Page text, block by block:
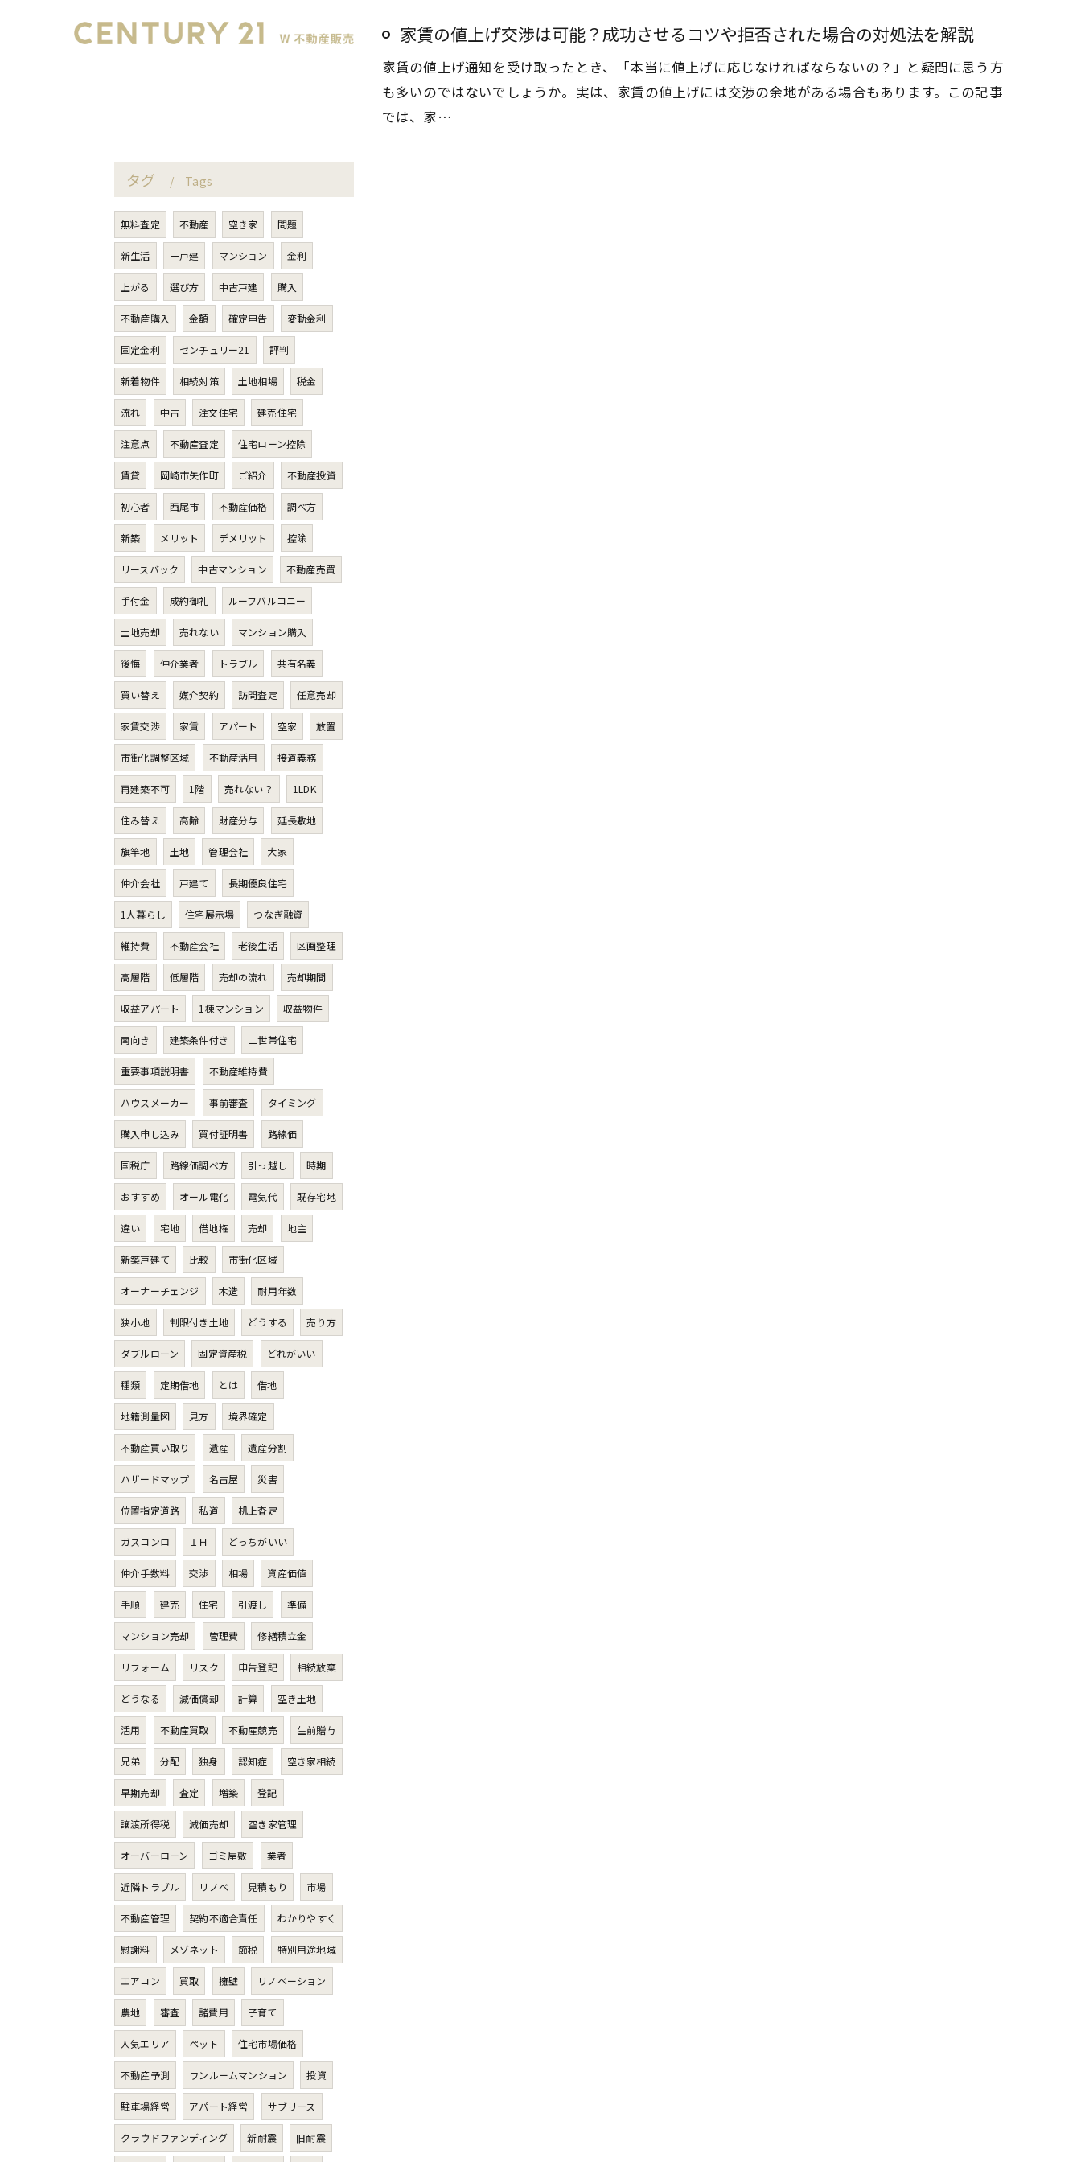
家賃の値上げ交渉は可能？成功させるコツや拒否された場合の対処法を解説
家賃の値上げ通知を受け取ったとき、「本当に値上げに応じなければならないの？」と疑問に思う方
も多いのではないでしょうか。実は、家賃の値上げには交渉の余地がある場合もあります。この記事
では、家…
タグ Tags
無料査定 不動産 空き家 問題
新生活 一戸建 マンション 金利
上がる 選び方 中古戸建 購入
不動産購入 金額 確定申告 変動金利
固定金利 センチュリー21 評判
新着物件 相続対策 土地相場 税金
流れ 中古 注文住宅 建売住宅
注意点 不動産査定 住宅ローン控除
賃貸 岡崎市矢作町 ご紹介 不動産投資
初心者 西尾市 不動産価格 調べ方
新築 メリット デメリット 控除
リースバック 中古マンション 不動産売買
手付金 成約御礼 ルーフバルコニー
土地売却 売れない マンション購入
後悔 仲介業者 トラブル 共有名義
買い替え 媒介契約 訪問査定 任意売却
家賃交渉 家賃 アパート 空家 放置
市街化調整区域 不動産活用 接道義務
再建築不可 1階 売れない？ 1LDK
住み替え 高齢 財産分与 延長敷地
旗竿地 土地 管理会社 大家
仲介会社 戸建て 長期優良住宅
1人暮らし 住宅展示場 つなぎ融資
維持費 不動産会社 老後生活 区画整理
高層階 低層階 売却の流れ 売却期間
収益アパート 1棟マンション 収益物件
南向き 建築条件付き 二世帯住宅
重要事項説明書 不動産維持費
ハウスメーカー 事前審査 タイミング
購入申し込み 買付証明書 路線価
国税庁 路線価調べ方 引っ越し 時期
おすすめ オール電化 電気代 既存宅地
違い 宅地 借地権 売却 地主
新築戸建て 比較 市街化区域
オーナーチェンジ 木造 耐用年数
狭小地 制限付き土地 どうする 売り方
ダブルローン 固定資産税 どれがいい
種類 定期借地 とは 借地
地籍測量図 見方 境界確定
不動産買い取り 遺産 遺産分割
ハザードマップ 名古屋 災害
位置指定道路 私道 机上査定
ガスコンロ ＩＨ どっちがいい
仲介手数料 交渉 相場 資産価値
手順 建売 住宅 引渡し 準備
マンション売却 管理費 修繕積立金
リフォーム リスク 申告登記 相続放棄
どうなる 減価償却 計算 空き土地
活用 不動産買取 不動産競売 生前贈与
兄弟 分配 独身 認知症 空き家相続
早期売却 査定 増築 登記
譲渡所得税 減価売却 空き家管理
オーバーローン ゴミ屋敷 業者
近隣トラブル リノベ 見積もり 市場
不動産管理 契約不適合責任 わかりやすく
慰謝料 メゾネット 節税 特別用途地域
エアコン 買取 擁壁 リノベーション
農地 審査 諸費用 子育て
人気エリア ペット 住宅市場価格
不動産予測 ワンルームマンション 投資
駐車場経営 アパート経営 サブリース
クラウドファンディング 新耐震 旧耐震